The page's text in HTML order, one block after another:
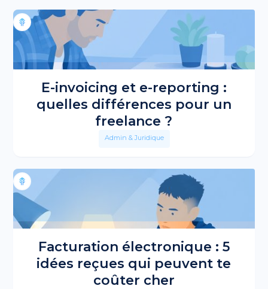
E-invoicing et e-reporting :
quelles différences pour un
freelance ?
Admin & Juridique
Facturation électronique : 5
idées reçues qui peuvent te
coûter cher